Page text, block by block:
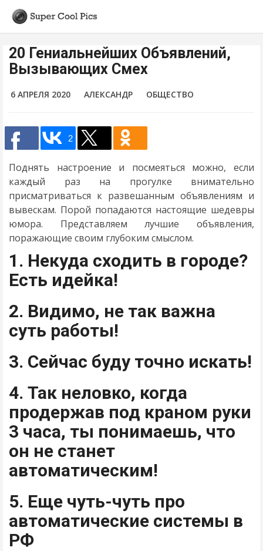
20 Гениальнейших Объявлений,
Вызывающих Смех
6 АПРЕЛЯ 2020 АЛЕКСАНДР ОБЩЕСТВО
2
Поднять настроение и посмеяться можно, если
каждый раз на прогулке внимательно
присматриваться к развешанным объявлениям и
вывескам. Порой попадаются настоящие шедевры
юмора. Представляем лучшие объявления,
поражающие своим глубоким смыслом.
1. Некуда сходить в городе?
Есть идейка!
2. Видимо, не так важна
суть работы!
3. Сейчас буду точно искать!
4. Так неловко, когда
продержав под краном руки
3 часа, ты понимаешь, что
он не станет
автоматическим!
5. Еще чуть-чуть про
автоматические системы в
РФ